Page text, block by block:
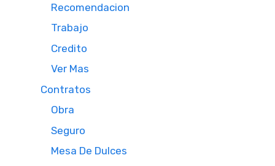
Recomendacion
Trabajo
Credito
Ver Mas
Contratos
Obra
Seguro
Mesa De Dulces